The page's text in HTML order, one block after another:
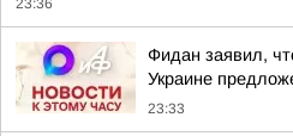
23:36
Фидан заявил,
Украине
23:33